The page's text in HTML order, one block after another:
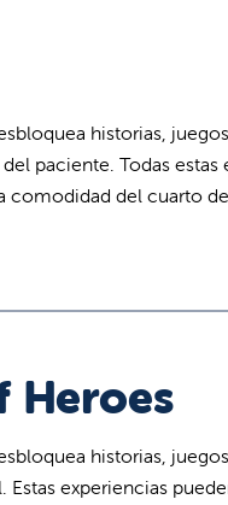
historias,
paciente. Todas estas
comodidad del cuarto
Heroes
historias,
experiencias